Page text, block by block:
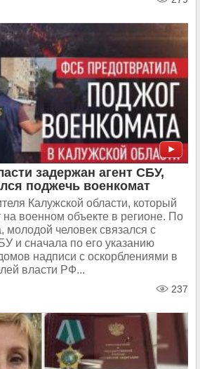
задержан агент СБУ,
поджечь военкомат
Калужской области, который
на военном объекте в регионе. По
человек связался с
и сначала по его указанию
надписи с оскорблениями в
власти РФ...
237